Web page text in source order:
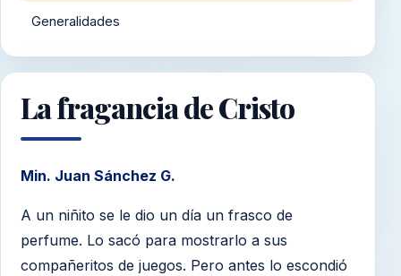
Generalidades
La fragancia de Cristo
Min. Juan Sánchez G.
A un niñito se le dio un día un frasco de
perfume. Lo sacó para mostrarlo a sus
compañeritos de juegos. Pero antes lo escondió